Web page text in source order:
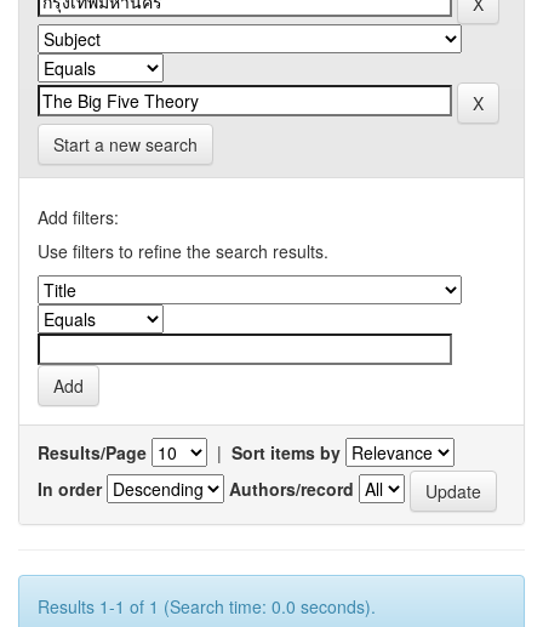
Start a new search
Add filters:
Use filters to refine the search results.
Results/Page | Sort items by
In order
Authors/record
Results 1-1 of 1 (Search time: 0.0 seconds).